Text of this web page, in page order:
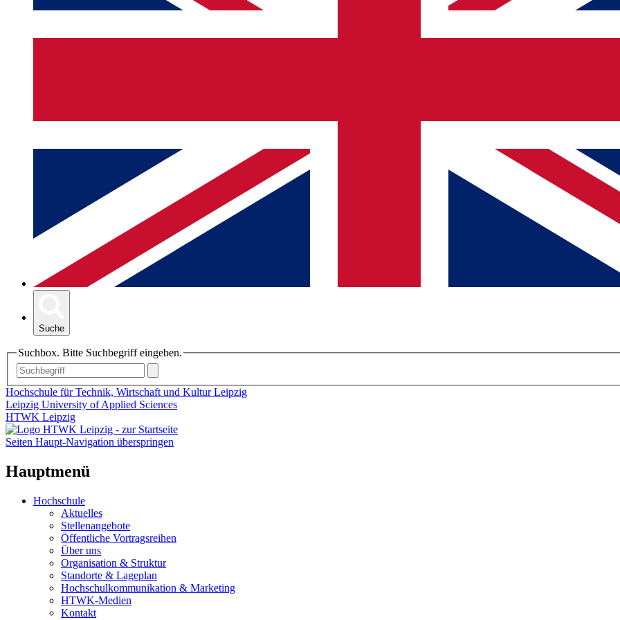
Suche
Suchbox. Bitte Suchbegriff eingeben.
Hochschule für Technik, Wirtschaft und Kultur Leipzig
Leipzig University of Applied Sciences
HTWK Leipzig
Seiten Haupt-Navigation überspringen
Hauptmenü
Hochschule
Aktuelles
Stellenangebote
Öffentliche Vortragsreihen
Über uns
Organisation & Struktur
Standorte & Lageplan
Hochschulkommunikation & Marketing
HTWK-Medien
Kontakt